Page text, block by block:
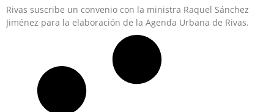
Rivas suscribe un convenio con la ministra Raquel Sánchez
Jiménez para la elaboración de la Agenda Urbana de Rivas.